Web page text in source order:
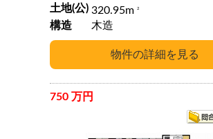
土地(公) 320.95m 2
構造 木造
750 万円